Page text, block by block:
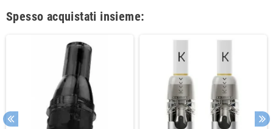
Spesso acquistati insieme: